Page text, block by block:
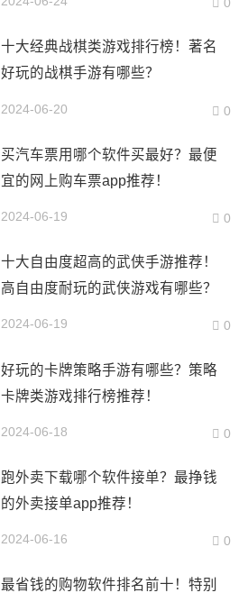
0
十大经典战棋类游戏排行榜！著名
好玩的战棋手游有哪些？
2024-06-20 0
买汽车票用哪个软件买最好？最便
宜的网上购车票app推荐！
2024-06-19 0
十大自由度超高的武侠手游推荐！
高自由度耐玩的武侠游戏有哪些？
2024-06-19 0
好玩的卡牌策略手游有哪些？策略
卡牌类游戏排行榜推荐！
2024-06-18 0
跑外卖下载哪个软件接单？最挣钱
的外卖接单app推荐！
2024-06-16 0
最省钱的购物软件排名前十！特别